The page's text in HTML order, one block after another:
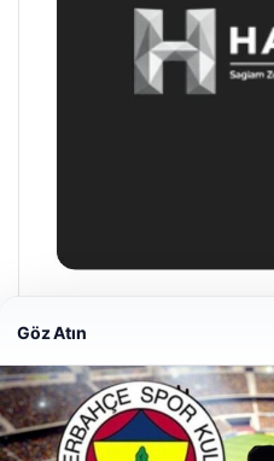
Hastaş Beton
Göz Atın